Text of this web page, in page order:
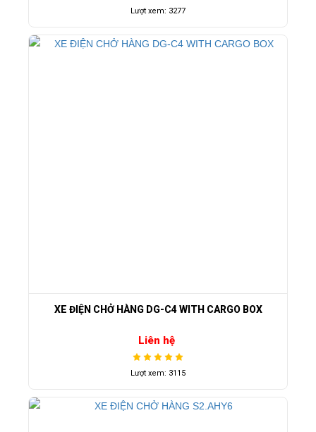
Lượt xem: 3277
XE ĐIỆN CHỞ HÀNG DG-C4 WITH CARGO BOX
Liên hệ
Lượt xem: 3115